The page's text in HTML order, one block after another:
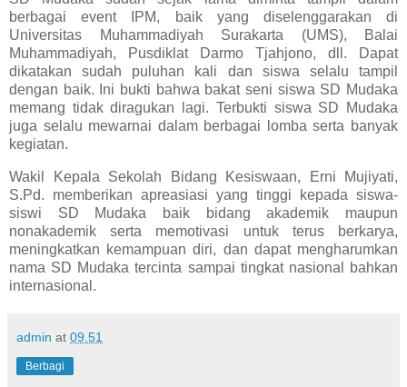
berbagai event IPM, baik yang diselenggarakan di
Universitas Muhammadiyah Surakarta (UMS), Balai
Muhammadiyah, Pusdiklat Darmo Tjahjono, dll. Dapat
dikatakan sudah puluhan kali dan siswa selalu tampil
dengan baik. Ini bukti bahwa bakat seni siswa SD Mudaka
memang tidak diragukan lagi. Terbukti siswa SD Mudaka
juga selalu mewarnai dalam berbagai lomba serta banyak
kegiatan.
Wakil Kepala Sekolah Bidang Kesiswaan, Erni Mujiyati,
S.Pd. memberikan apreasiasi yang tinggi kepada siswa-
siswi SD Mudaka baik bidang akademik maupun
nonakademik serta memotivasi untuk terus berkarya,
meningkatkan kemampuan diri, dan dapat mengharumkan
nama SD Mudaka tercinta sampai tingkat nasional bahkan
internasional.
admin at 09.51
Berbagi